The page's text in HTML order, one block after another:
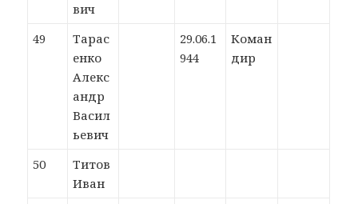
вич
49
Тарас
енко
Алекс
андр
Васил
ьевич
29.06.1
944
Коман
дир
50
Титов
Иван